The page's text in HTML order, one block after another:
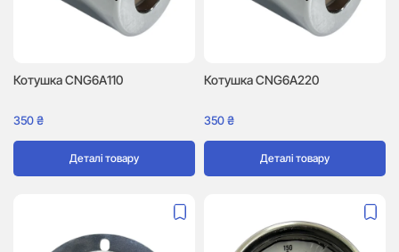
Котушка CNG6A110
350₴
Деталі товару
Котушка CNG6A220
350₴
Деталі товару